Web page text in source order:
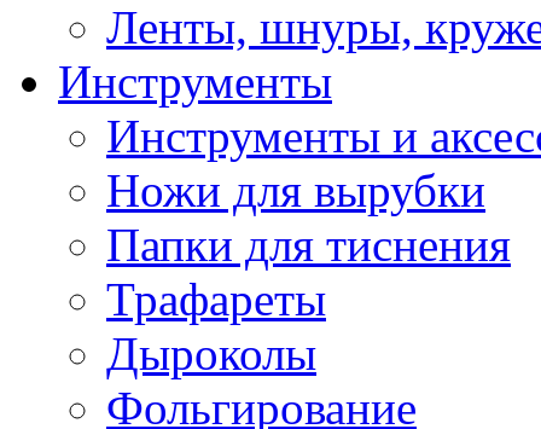
Ленты, шнуры,
Инструменты
Инструменты и
Ножи для вырубки
Папки для тиснения
Трафареты
Дыроколы
Фольгирование